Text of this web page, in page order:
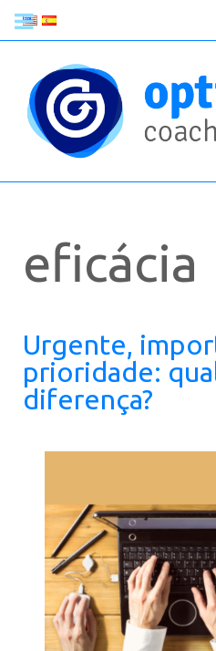
eficácia
Urgente,
prioridade:
diferença?